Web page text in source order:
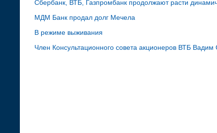
Сбербанк, ВТБ, Газпромбанк продолжают расти
МДМ Банк продал долг Мечела
В режиме выживания
Член Консультационного совета акционеров ВТБ